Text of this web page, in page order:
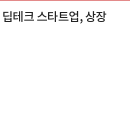
테크 스타트업, 상장